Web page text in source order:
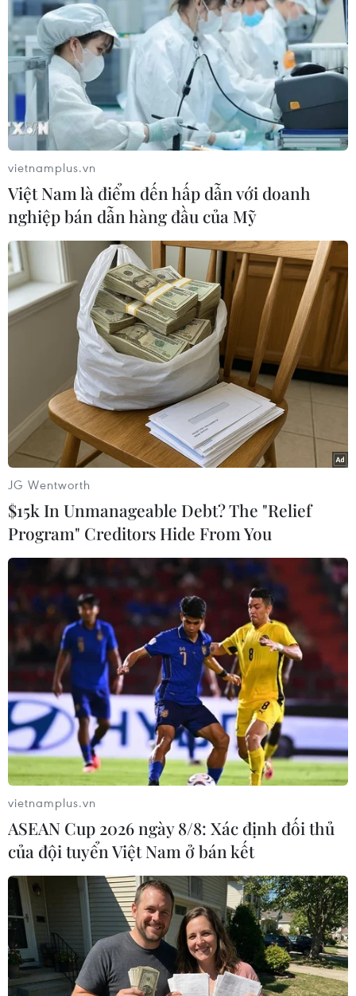
Sân Mỹ Đình thực sự nóng lên ngay từ đầu trận khi đại kỳ Việt
Nam xuất hiện trên khán đài B. Trước đó, hình ảnh này đã xuất
hiện ở giải vô địch nữ châu Á hồi tháng Năm tại Thành phố Hồ
Chí Minh. (Ảnh: Đăng Huỳnh/Vietnam+)
Nụ cười rạng rỡ hiện lên trên khuôn mặt người hâm mộ khi U19
Việt Nam có bàn mở tỷ số. (Ảnh: Đăng Huỳnh/Vietnam+)
Được xem đội tuyển U19 thi đấu ở Mỹ Đình là một niềm hạnh
phúc. Đôi bạn trẻ này đang lưu lại khoảnh khắc quý giá ấy.
(Ảnh: Đăng Huỳnh/Vietnam+)
Nữ cổ động viên xinh đẹp này đã theo dõi U19 Việt Nam và các
trận đấu suốt từ đầu giải. (Ảnh: Minh Chiến/Vietnam+)
vietnamplus.vn
Việt Nam là điểm đến hấp dẫn với doanh
nghiệp bán dẫn hàng đầu của Mỹ
JG Wentworth
$15k In Unmanageable Debt? The "Relief
Program" Creditors Hide From You
vietnamplus.vn
ASEAN Cup 2026 ngày 8/8: Xác định đối thủ
của đội tuyển Việt Nam ở bán kết